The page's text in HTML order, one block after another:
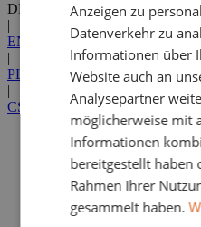
DE
|
EN
|
PL
|
CS
Produkte
Tiereinstreu
Vorteile
Anwendung
Anzeigen zu
Datenverkehr zu
Informationen über
Website auch an
Analysepartner
möglicherweise mit
Informationen
bereitgestellt haben
Rahmen Ihrer
gesammelt haben.